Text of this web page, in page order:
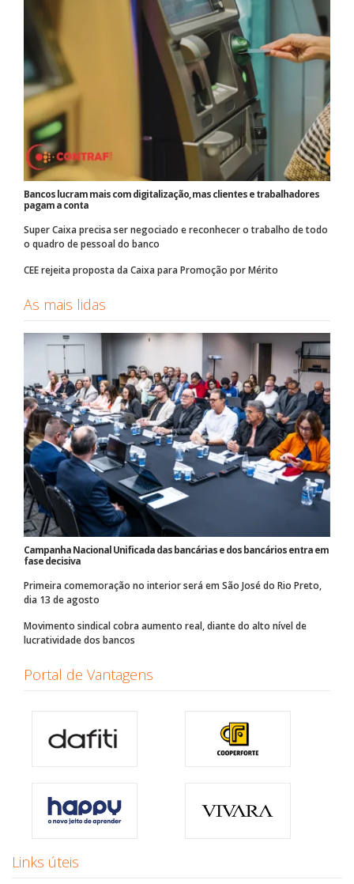
Bancos lucram mais com digitalização, mas clientes e trabalhadores
pagam a conta
Super Caixa precisa ser negociado e reconhecer o trabalho de todo
o quadro de pessoal do banco
CEE rejeita proposta da Caixa para Promoção por Mérito
As mais lidas
Campanha Nacional Unificada das bancárias e dos bancários entra em
fase decisiva
Primeira comemoração no interior será em São José do Rio Preto,
dia 13 de agosto
Movimento sindical cobra aumento real, diante do alto nível de
lucratividade dos bancos
Portal de Vantagens
Links úteis